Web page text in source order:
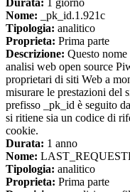
Durata: 1 giorno
Nome: _pk_id.1.921c
Tipologia: analitico
Proprieta: Prima parte
Descrizione: Questo
analisi web open source
proprietari di siti Web a
misurare le prestazioni del
prefisso _pk_id è seguito
si ritiene sia un codice di
cookie.
Durata: 1 anno
Nome:
Tipologia: analitico
Proprieta: Prima parte